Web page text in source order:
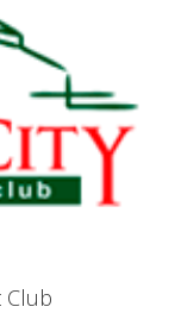
Club